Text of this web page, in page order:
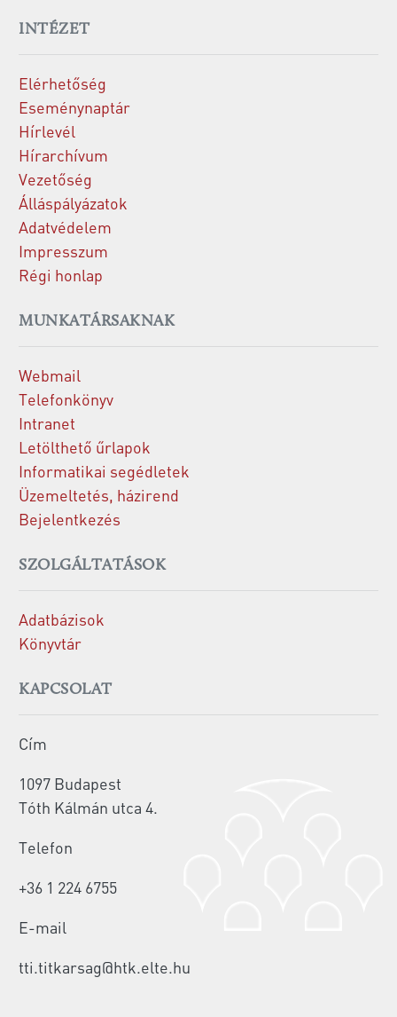
INTÉZET
Elérhetőség
Eseménynaptár
Hírlevél
Hírarchívum
Vezetőség
Álláspályázatok
Adatvédelem
Impresszum
Régi honlap
MUNKATÁRSAKNAK
Webmail
Telefonkönyv
Intranet
Letölthető űrlapok
Informatikai segédletek
Üzemeltetés, házirend
Bejelentkezés
SZOLGÁLTATÁSOK
Adatbázisok
Könyvtár
KAPCSOLAT
Cím
1097 Budapest
Tóth Kálmán utca 4.
Telefon
+36 1 224 6755
E-mail
tti.titkarsag@htk.elte.hu